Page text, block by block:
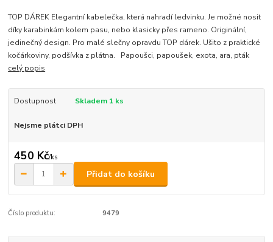
TOP DÁREK Elegantní kabelečka, která nahradí ledvinku. Je možné nosit
díky karabinkám kolem pasu, nebo klasicky přes rameno. Originální,
jedinečný design. Pro malé slečny opravdu TOP dárek. Ušito z praktické
kočárkoviny, podšívka z plátna. Papoušci, papoušek, exota, ara, pták
celý popis
Dostupnost Skladem 1 ks
Nejsme plátci DPH
450 Kč/ks
Přidat do košíku
Číslo produktu: 9479